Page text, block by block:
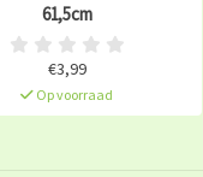
61,5cm
€3,99
Op voorraad